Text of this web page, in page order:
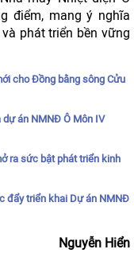
điểm, mang ý nghĩa
phát triển bền vững
cho Đồng bằng sông Cửu
án NMNĐ Ô Môn IV
ra sức bật phát triển kinh
đẩy triển khai Dự án NMNĐ
Nguyễn Hiển